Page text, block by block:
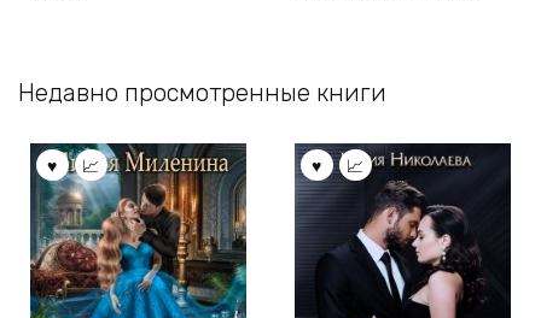
Недавно просмотренные книги